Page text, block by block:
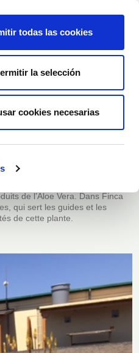
todas las cookies
la selección
cookies necesarias
Connexion
Tarajal. Grâce à la grande
de l’Aloe Vera. Dans Finca
qui sert les guides et les
de cette plante.